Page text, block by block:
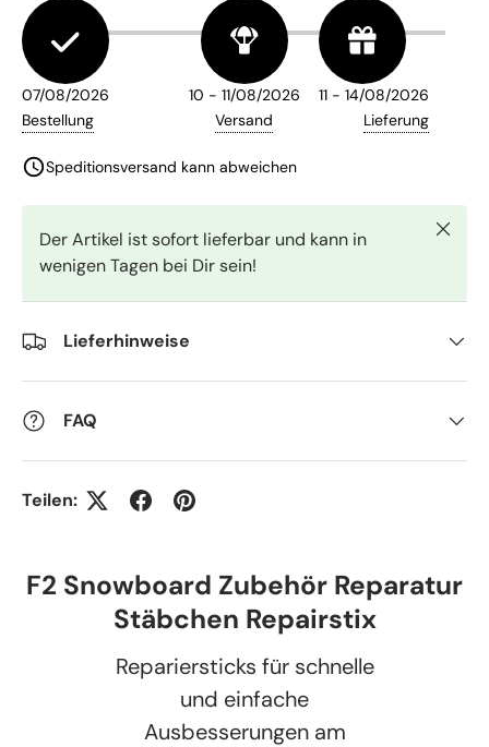
Der Artikel ist sofort lieferbar und kann in
wenigen Tagen bei Dir sein!
Lieferhinweise
FAQ
Teilen:
F2 Snowboard Zubehör Reparatur
Stäbchen Repairstix
Repariersticks für schnelle
und einfache
Ausbesserungen am